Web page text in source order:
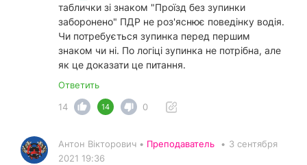
таблички зі знаком "Проїзд без зупинки
заборонено" ПДР не роз'яснює поведінку водія.
Чи потребується зупинка перед першим
знаком чи ні. По логіці зупинка не потрібна, але
як це доказати це питання.
Ответить
14
14 0
Антон Вікторович • Преподаватель • 3 сентября
2021 19:36